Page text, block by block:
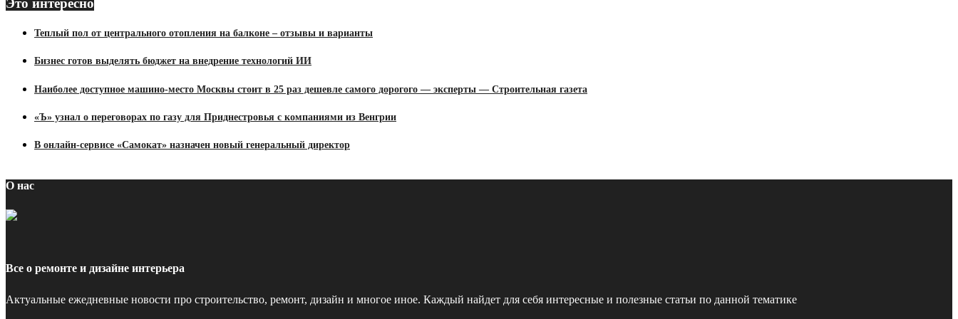
Это интересно
Теплый пол от центрального отопления на балконе – отзывы и варианты
Бизнес готов выделять бюджет на внедрение технологий ИИ
Наиболее доступное машино-место Москвы стоит в 25 раз дешевле самого дорогого — эксперты — Строительная газета
«Ъ» узнал о переговорах по газу для Приднестровья с компаниями из Венгрии
В онлайн-сервисе «Самокат» назначен новый генеральный директор
О нас
Все о ремонте и дизайне интерьера
Актуальные ежедневные новости про строительство, ремонт, дизайн и многое иное. Каждый найдет для себя интересные и полезные статьи по данной тематике